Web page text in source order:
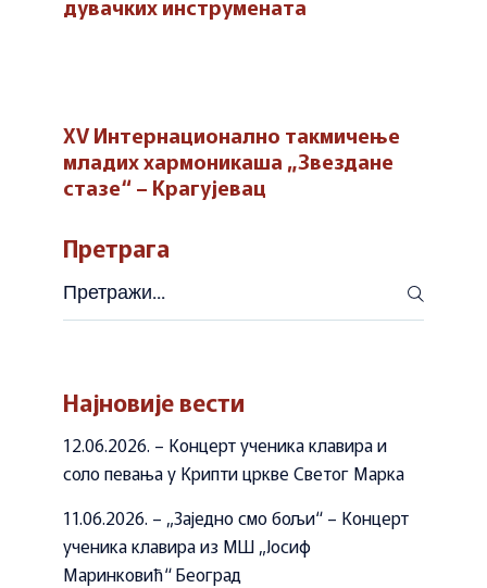
дувачких инструмената
XV Интернационалнo такмичење
младих хармоникаша „Звездане
стазе“ – Крагујевац
Претрага
Претражи
Најновије вести
12.06.2026. – Концерт ученика клавира и
соло певања у Крипти цркве Светог Марка
11.06.2026. – „Заједно смо бољи“ – Концерт
ученика клавира из МШ „Јосиф
Маринковић“ Београд